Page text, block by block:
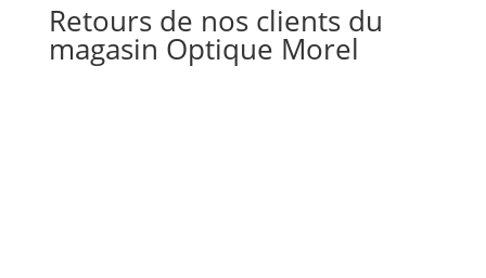
Retours de nos clients du
magasin Optique Morel